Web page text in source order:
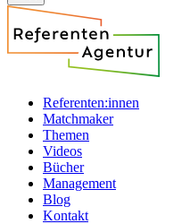
Referenten:innen
Matchmaker
Themen
Videos
Bücher
Management
Blog
Kontakt